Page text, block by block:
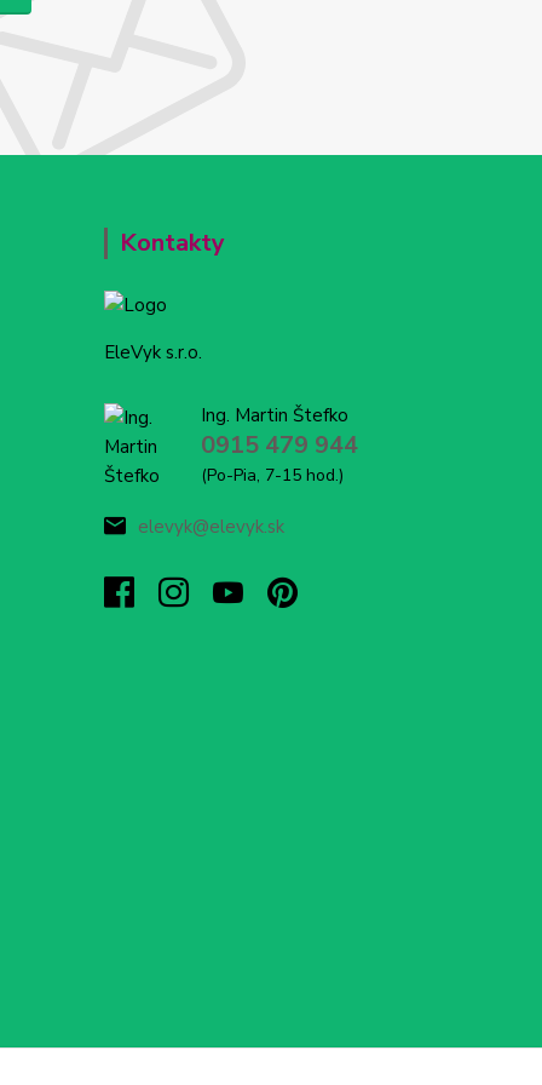
Kontakty
EleVyk s.r.o.
Ing. Martin Štefko
0915 479 944
(Po-Pia, 7-15 hod.)
elevyk@elevyk.sk